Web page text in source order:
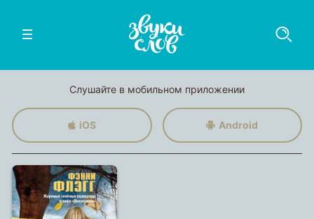
Слушайте в мобильном приложении
iOS Android